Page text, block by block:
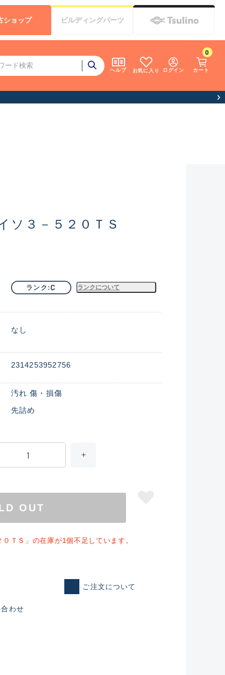
ヘルプ お気に入り ログイン カート
0
ショップ ビルディングパーツ
れた未使用
ソ３－５２０ＴＳ
ランク C ランクについて
なし
2314253952756
汚れ 傷・損傷
先詰め
OUT
ＴＳ」の在庫が1個不足しています。
ご注文について
わせ